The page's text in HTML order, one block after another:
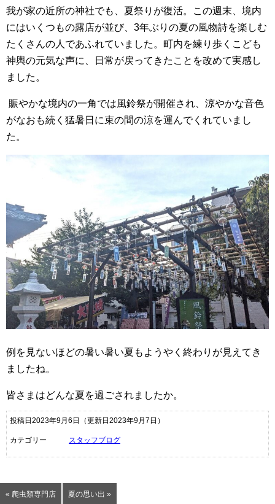
我が家の近所の神社でも、夏祭りが復活。この週末、境内
にはいくつもの露店が並び、 3年ぶりの夏の風物詩を楽しむ
たくさんの人であふれていました。町内を練り歩くこども
神輿の元気な声に、日常が戻ってきたことを改めて実感し
ました。
賑やかな境内の一角では風鈴祭が開催され、涼やかな音色
がなおも続く猛暑日に束の間の涼を運んでくれていまし
た。
例を見ないほどの暑い暑い夏もようやく終わりが見えてき
ましたね。
皆さまはどんな夏を過ごされましたか。
投稿日2023年9月6日 （更新日2023年9月7日）
カテゴリー スタッフブログ
« 爬虫類専門店 夏の思い出 »